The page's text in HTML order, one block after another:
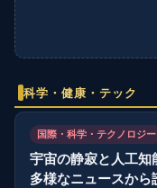
科学・健康・テック
国際・科学・テクノロジー
宇宙の静寂と人工知
多様なニュースから